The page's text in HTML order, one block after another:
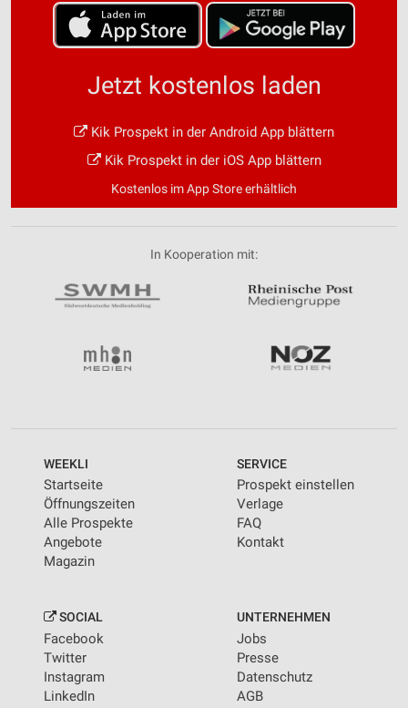
Jetzt kostenlos laden
Kik Prospekt in der Android App blättern
Kik Prospekt in der iOS App blättern
Kostenlos im App Store erhältlich
In Kooperation mit:
WEEKLI
Startseite
Öffnungszeiten
Alle Prospekte
Angebote
Magazin
SERVICE
Prospekt einstellen
Verlage
FAQ
Kontakt
SOCIAL
Facebook
Twitter
Instagram
LinkedIn
UNTERNEHMEN
Jobs
Presse
Datenschutz
AGB